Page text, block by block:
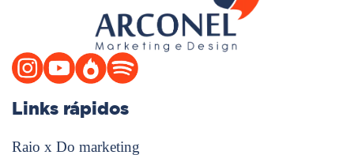
Links rápidos
Raio x Do marketing